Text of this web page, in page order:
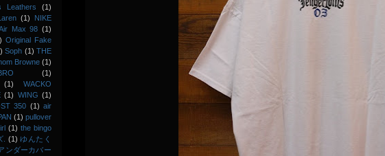
Leathers
(1)
(1)
NIKE
Max 98 (1)
Original Fake
Soph (1) THE
Browne (1)
(1)
(1)
WACKO
(1) WING (1)
350 (1) air
(1) pullover
(1) the bingo
. (1) ゆんたく
ンダーカバー